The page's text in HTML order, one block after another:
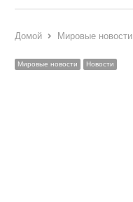
Домой Мировые новости
Мировые новости Новости